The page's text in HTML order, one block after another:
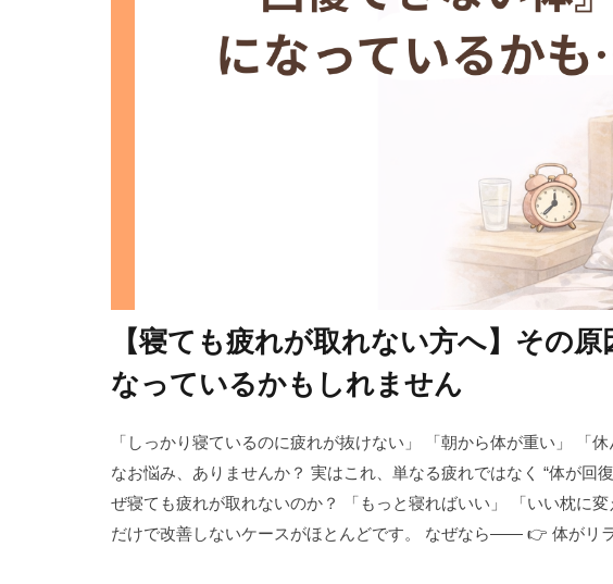
【寝ても疲れが取れない方へ】その
なっているかもしれません
「しっかり寝ているのに疲れが抜けない」 「朝から体が重い」 「
なお悩み、ありませんか？ 実はこれ、単なる疲れではなく “体が回
ぜ寝ても疲れが取れないのか？ 「もっと寝ればいい」 「いい枕に
だけで改善しないケースがほとんどです。 なぜなら―― 👉 体がリ